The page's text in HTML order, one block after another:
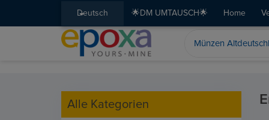
Deutsch 🌟DM UMTAUSCH🌟 Home
Alle Kategorien